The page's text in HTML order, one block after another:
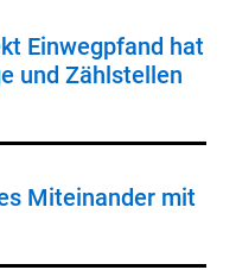
Einwegpfand hat
und Zählstellen
Miteinander mit